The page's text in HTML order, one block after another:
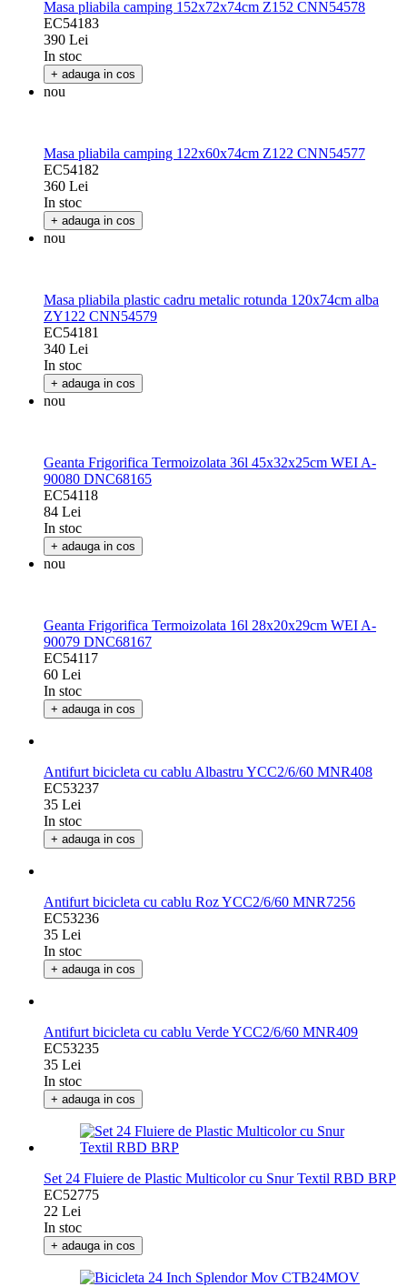
Masa pliabila camping 152x72x74cm Z152 CNN54578
EC54183
390 Lei
In stoc
+ adauga in cos
nou
Masa pliabila camping 122x60x74cm Z122 CNN54577
EC54182
360 Lei
In stoc
+ adauga in cos
nou
Masa pliabila plastic cadru metalic rotunda 120x74cm alba
ZY122 CNN54579
EC54181
340 Lei
In stoc
+ adauga in cos
nou
Geanta Frigorifica Termoizolata 36l 45x32x25cm WEI A-
90080 DNC68165
EC54118
84 Lei
In stoc
+ adauga in cos
nou
Geanta Frigorifica Termoizolata 16l 28x20x29cm WEI A-
90079 DNC68167
EC54117
60 Lei
In stoc
+ adauga in cos
Antifurt bicicleta cu cablu Albastru YCC2/6/60 MNR408
EC53237
35 Lei
In stoc
+ adauga in cos
Antifurt bicicleta cu cablu Roz YCC2/6/60 MNR7256
EC53236
35 Lei
In stoc
Antifurt bicicleta cu cablu Verde YCC2/6/60 MNR409
EC53235
35 Lei
In stoc
Set 24 Fluiere de Plastic Multicolor cu Snur Textil RBD BRP
EC52775
22 Lei
In stoc